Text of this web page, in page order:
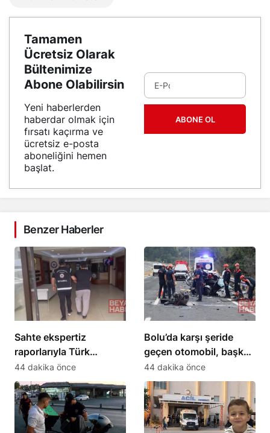
Tamamen
Ücretsiz Olarak
Bültenimize
Abone Olabilirsin
Yeni haberlerden
haberdar olmak için
fırsatı kaçırma ve
ücretsiz e-posta
aboneliğini hemen
başlat.
ABONE OL
Benzer Haberler
Sahte ekspertiz
raporlarıyla Türk
vatandaşlığı kazandıran
suç örgütüne
operasyon: 32
tutuklama
44 dakika önce
Bolu’da karşı şeride
geçen otomobil, başka
bir araçla çarpıştı: 1 ölü,
2 ağır yaralı
44 dakika önce